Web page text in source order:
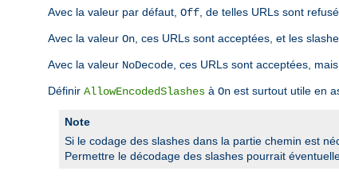
Avec la valeur par défaut, Off , de telles URLs sont
Avec la valeur On , ces URLs sont acceptées, et les
Avec la valeur NoDecode , ces URLs sont acceptées,
Définir AllowEncodedSlashes à On est surtout utile en
Note
Si le codage des slashes dans la partie chemin est
Permettre le décodage des slashes pourrait